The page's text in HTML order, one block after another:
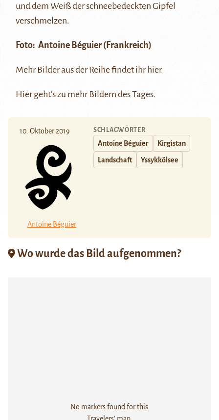
und dem Weiß der schneebedeckten Gipfel
verschmelzen.
Foto: Antoine Béguier (Frankreich)
Mehr Bilder aus der Reihe findet ihrhier.
Hiergeht’s zu mehr Bildern des Tages.
10. Oktober 2019
Antoine Béguier
SCHLAGWÖRTER
Antoine Béguier Kirgistan
Landschaft Yssykkölsee
Wo wurde das Bild aufgenommen?
No markers found for this